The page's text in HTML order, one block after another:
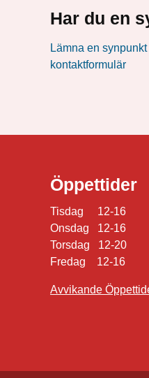
Har du en
Lämna en
kontaktformulär
Öppettider
Tisdag 12-16
Onsdag 12-16
Torsdag 12-20
Fredag 12-16
Avvikande